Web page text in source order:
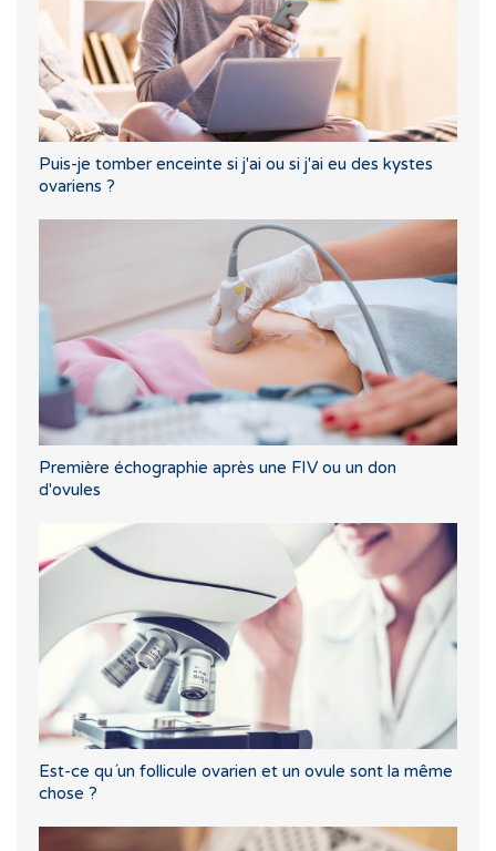
Puis-je tomber enceinte si j'ai ou si j'ai eu des kystes
ovariens ?
Première échographie après une FIV ou un don
d'ovules
Est-ce qu´un follicule ovarien et un ovule sont la même
chose ?